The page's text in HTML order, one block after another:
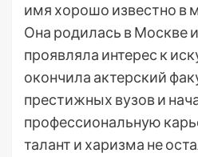
имя хорошо известно в
Она родилась в Москве
проявляла интерес к
окончила актерский
престижных вузов и
профессиональную
талант и харизма не